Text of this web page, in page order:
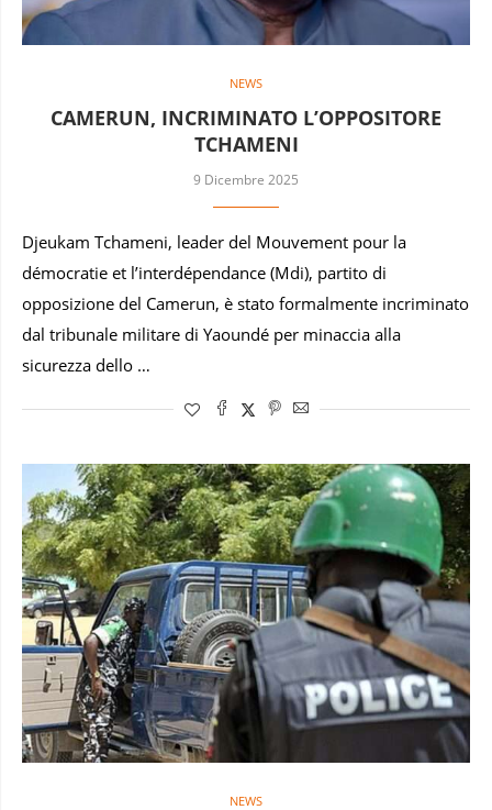
NEWS
CAMERUN, INCRIMINATO L’OPPOSITORE
TCHAMENI
9 Dicembre 2025
Djeukam Tchameni, leader del Mouvement pour la
démocratie et l’interdépendance (Mdi), partito di
opposizione del Camerun, è stato formalmente incriminato
dal tribunale militare di Yaoundé per minaccia alla
sicurezza dello …
NEWS